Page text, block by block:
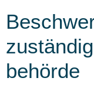
behörde